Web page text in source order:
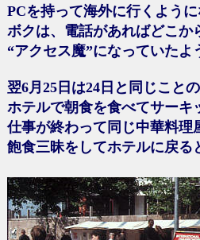
PCを持って海外に行くよう
ボクは、電話があればどこか
“アクセス魔”になっていたよ
翌6月25日は24日と同じこと
ホテルで朝食を食べてサーキ
仕事が終わって同じ中華料理
飽食三昧をしてホテルに戻る